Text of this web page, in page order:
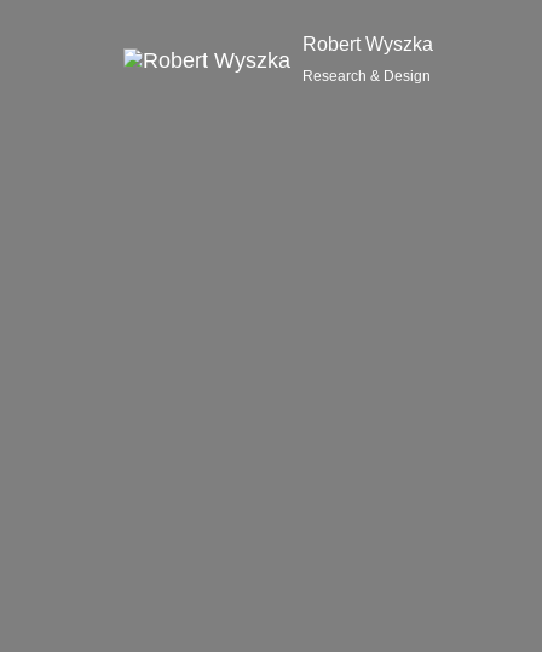
Robert Wyszka
Research & Design